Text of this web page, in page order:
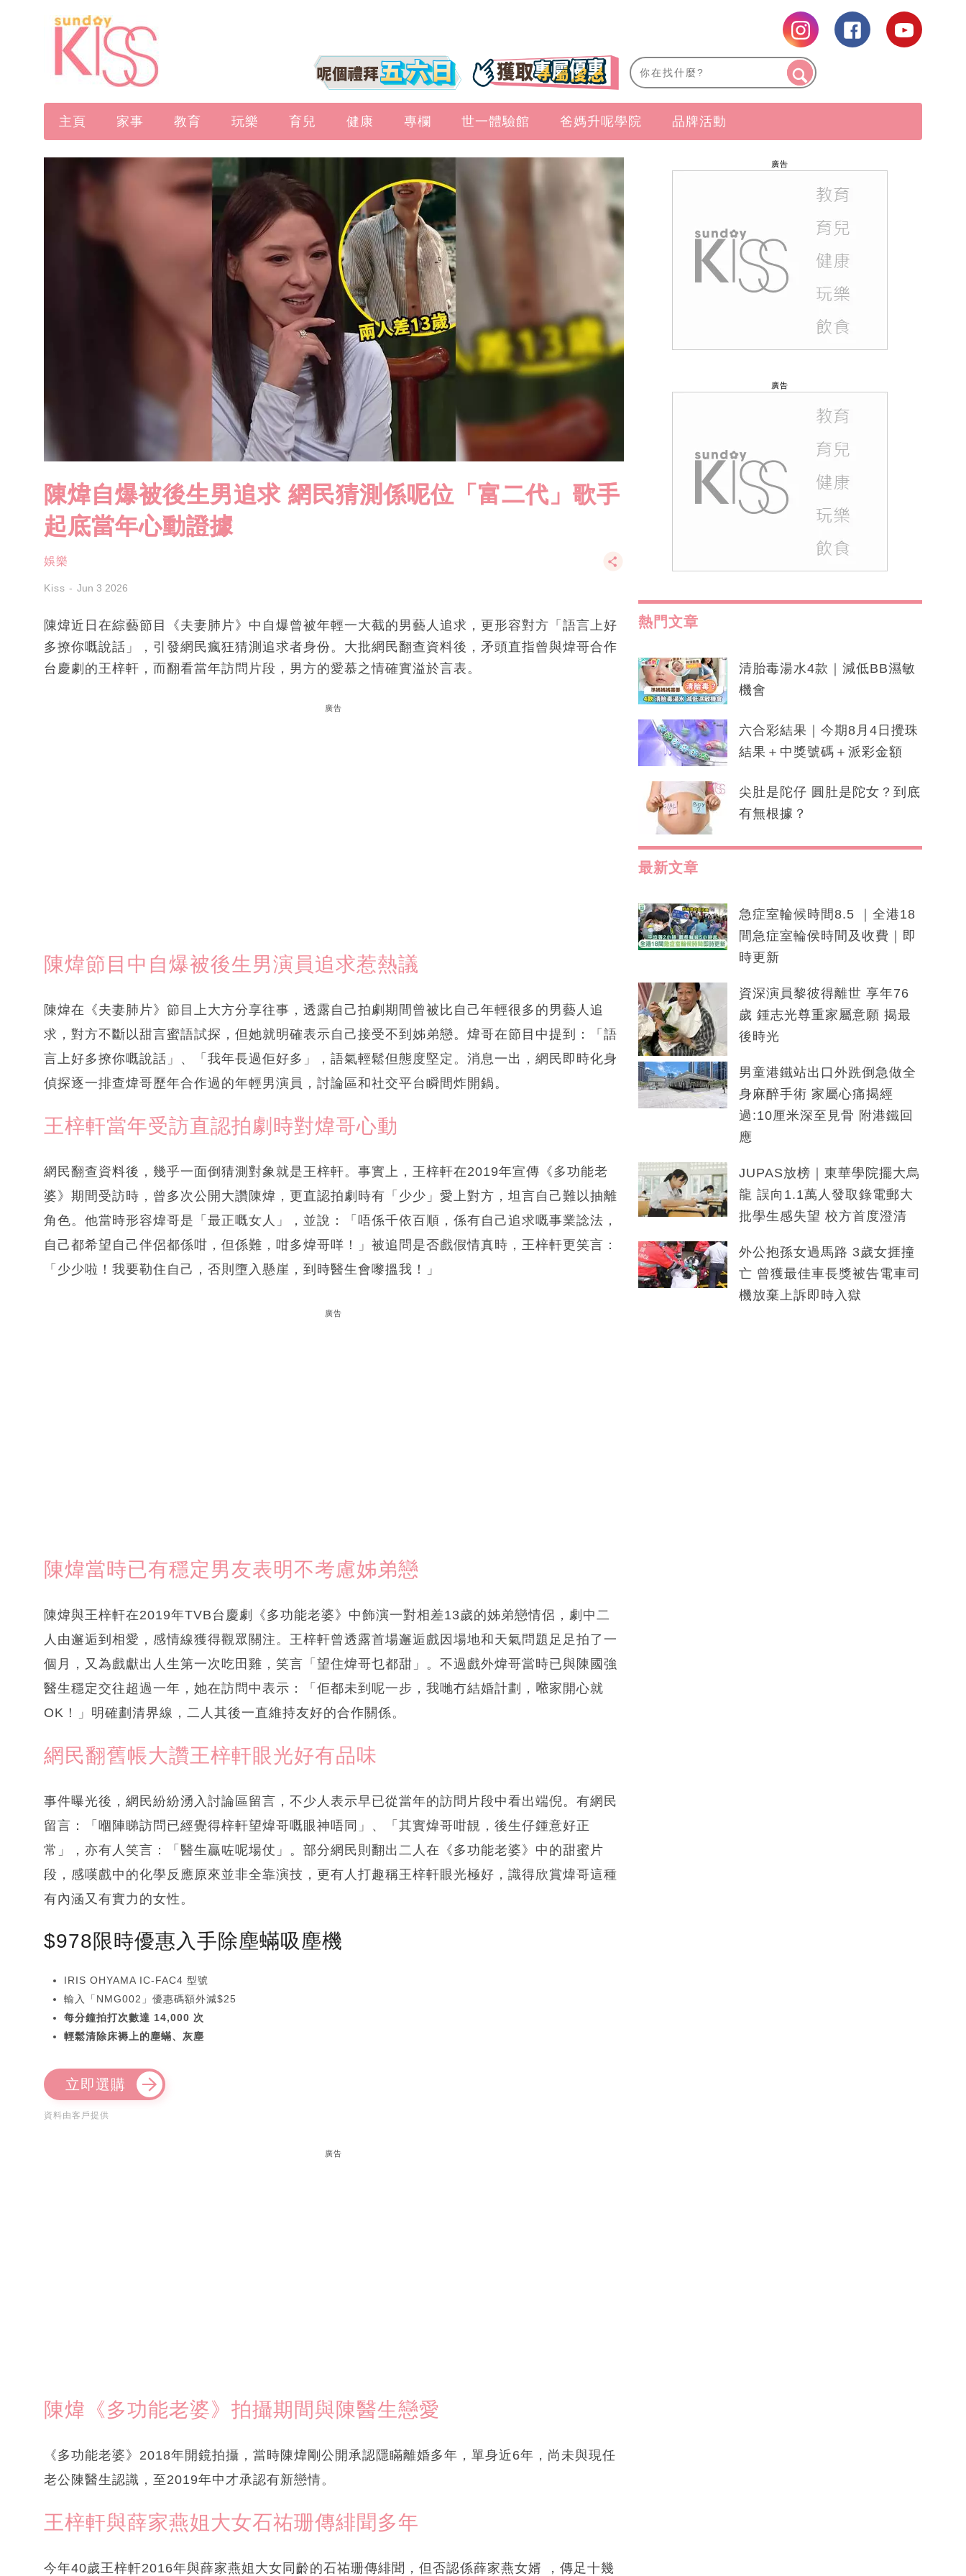
主頁 家事 教育 玩樂 育兒 健康 專欄 世一體驗館 爸媽升呢學院 品牌活動
陳煒自爆被後生男追求 網民猜測係呢位「富二代」歌手
起底當年心動證據
娛樂
Kiss Jun 3 2026
陳煒近日在綜藝節目《夫妻肺片》中自爆曾被年輕一大截的男藝人追求，更形容對方「語言上好
多撩你嘅說話」，引發網民瘋狂猜測追求者身份。大批網民翻查資料後，矛頭直指曾與煒哥合作
台慶劇的王梓軒，而翻看當年訪問片段，男方的愛慕之情確實溢於言表。
廣告
陳煒節目中自爆被後生男演員追求惹熱議
陳煒在《夫妻肺片》節目上大方分享往事，透露自己拍劇期間曾被比自己年輕很多的男藝人追
求，對方不斷以甜言蜜語試探，但她就明確表示自己接受不到姊弟戀。煒哥在節目中提到：「語
言上好多撩你嘅說話」、「我年長過佢好多」，語氣輕鬆但態度堅定。消息一出，網民即時化身
偵探逐一排查煒哥歷年合作過的年輕男演員，討論區和社交平台瞬間炸開鍋。
王梓軒當年受訪直認拍劇時對煒哥心動
網民翻查資料後，幾乎一面倒猜測對象就是王梓軒。事實上，王梓軒在2019年宣傳《多功能老
婆》期間受訪時，曾多次公開大讚陳煒，更直認拍劇時有「少少」愛上對方，坦言自己難以抽離
角色。他當時形容煒哥是「最正嘅女人」，並說：「唔係千依百順，係有自己追求嘅事業諗法，
自己都希望自己伴侶都係咁，但係難，咁多煒哥咩！」被追問是否戲假情真時，王梓軒更笑言：
「少少啦！我要勒住自己，否則墮入懸崖，到時醫生會嚟搵我！」
廣告
陳煒當時已有穩定男友表明不考慮姊弟戀
陳煒與王梓軒在2019年TVB台慶劇《多功能老婆》中飾演一對相差13歲的姊弟戀情侶，劇中二
人由邂逅到相愛，感情線獲得觀眾關注。王梓軒曾透露首場邂逅戲因場地和天氣問題足足拍了一
個月，又為戲獻出人生第一次吃田雞，笑言「望住煒哥乜都甜」。不過戲外煒哥當時已與陳國強
醫生穩定交往超過一年，她在訪問中表示：「佢都未到呢一步，我哋冇結婚計劃，𠵱家開心就
OK！」明確劃清界線，二人其後一直維持友好的合作關係。
網民翻舊帳大讚王梓軒眼光好有品味
事件曝光後，網民紛紛湧入討論區留言，不少人表示早已從當年的訪問片段中看出端倪。有網民
留言：「嗰陣睇訪問已經覺得梓軒望煒哥嘅眼神唔同」、「其實煒哥咁靚，後生仔鍾意好正
常」，亦有人笑言：「醫生贏咗呢場仗」。部分網民則翻出二人在《多功能老婆》中的甜蜜片
段，感嘆戲中的化學反應原來並非全靠演技，更有人打趣稱王梓軒眼光極好，識得欣賞煒哥這種
有內涵又有實力的女性。
$978限時優惠入手除塵蟎吸塵機
IRIS OHYAMA IC-FAC4 型號
輸入「NMG002」優惠碼額外減$25
每分鐘拍打次數達 14,000 次
輕鬆清除床褥上的塵蟎、灰塵
立即選購
資料由客戶提供
廣告
陳煒《多功能老婆》拍攝期間與陳醫生戀愛
《多功能老婆》2018年開鏡拍攝，當時陳煒剛公開承認隱瞞離婚多年，單身近6年，尚未與現任
老公陳醫生認識，至2019年中才承認有新戀情。
王梓軒與薛家燕姐大女石祐珊傳緋聞多年
今年40歲王梓軒2016年與薛家燕姐大女同齡的石祐珊傳緋聞，但否認係薛家燕女婿 ，傳足十幾
廣告
廣告
熱門文章
清胎毒湯水4款｜減低BB濕敏
機會
六合彩結果｜今期8月4日攪珠
結果＋中獎號碼＋派彩金額
尖肚是陀仔 圓肚是陀女？到底
有無根據？
最新文章
急症室輪候時間8.5 ｜全港18
間急症室輪侯時間及收費｜即
時更新
資深演員黎彼得離世 享年76
歲 鍾志光尊重家屬意願 揭最
後時光
男童港鐵站出口外跣倒急做全
身麻醉手術 家屬心痛揭經
過:10厘米深至見骨 附港鐵回
應
JUPAS放榜｜東華學院擺大烏
龍 誤向1.1萬人發取錄電郵大
批學生感失望 校方首度澄清
外公抱孫女過馬路 3歲女捱撞
亡 曾獲最佳車長獎被告電車司
機放棄上訴即時入獄